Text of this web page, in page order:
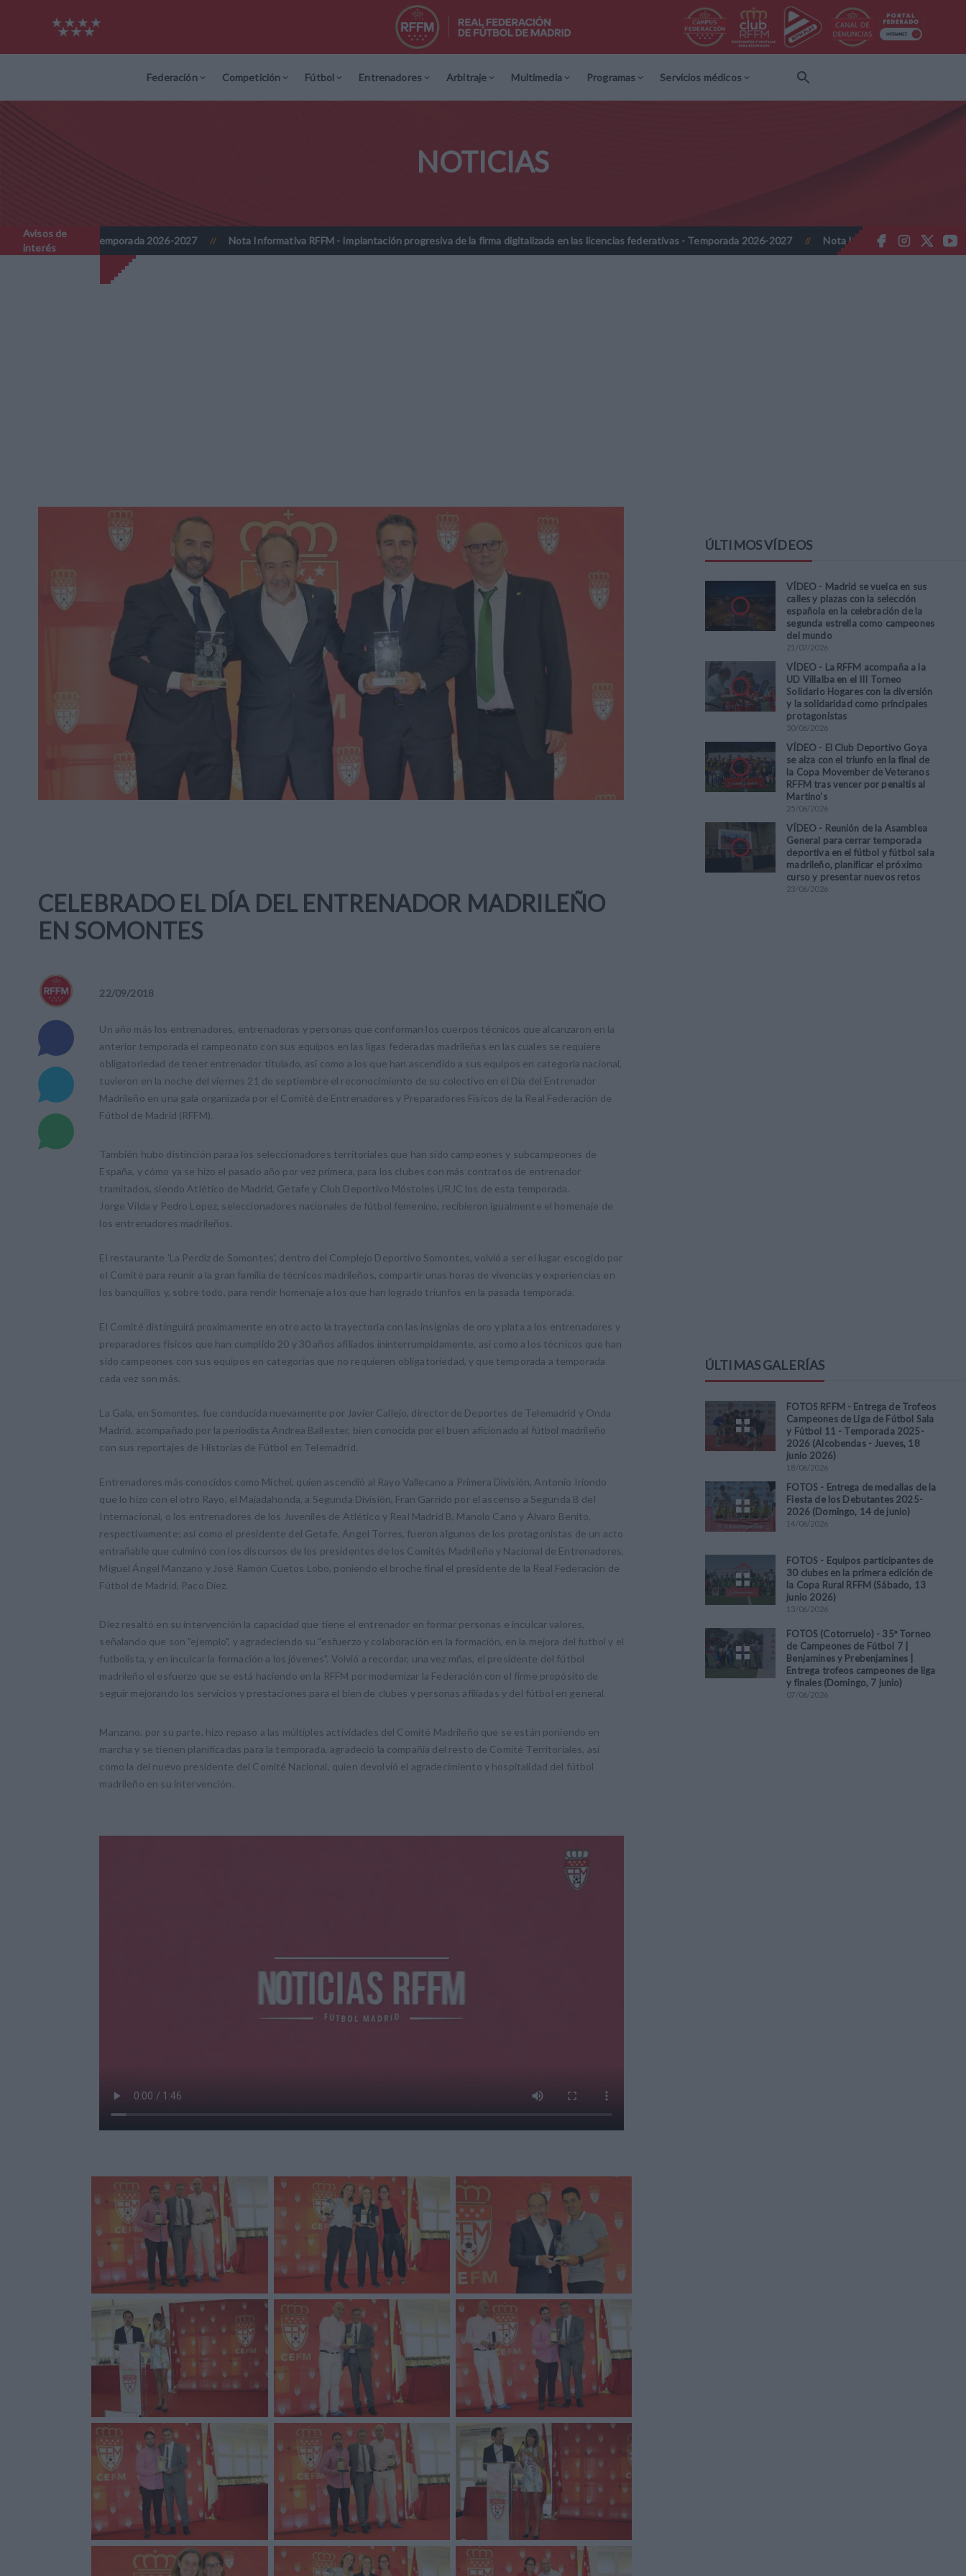
Federación Competición Fútbol Entrenadores Arbitraje Multimedia Programas Servicios médicos
NOTICIAS
Avisos de
interés
2026-2027 // Nota Informativa RFFM - Implantación progresiva de la firma digitalizada en las licencias federativas - Temporada 2026-2027 // Nota Informativa RFFM - Propuesta de
CELEBRADO EL DÍA DEL ENTRENADOR MADRILEÑO
EN SOMONTES
22/09/2018
Un año más los entrenadores, entrenadoras y personas que conforman los cuerpos técnicos que alcanzaron en la
anterior temporada el campeonato con sus equipos en las ligas federadas madrileñas en las cuales se requiere
obligatoriedad de tener entrenador titulado, así como a los que han ascendido a sus equipos en categoría nacional,
tuvieron en la noche del viernes 21 de septiembre el reconocimiento de su colectivo en el Día del Entrenador
Madrileño en una gala organizada por el Comité de Entrenadores y Preparadores Físicos de la Real Federación de
Fútbol de Madrid (RFFM).
También hubo distinción paraa los seleccionadores territoriales que han sido campeones y subcampeones de
España, y cómo ya se hizo el pasado año por vez primera, para los clubes con más contratos de entrenador
tramitados, siendo Atlético de Madrid, Getafe y Club Deportivo Móstoles URJC los de esta temporada.
Jorge Vilda y Pedro Lopez, seleccionadores nacionales de fútbol femenino, recibieron igualmente el homenaje de
los entrenadores madrileños.
El restaurante 'La Perdiz de Somontes', dentro del Complejo Deportivo Somontes, volvió a ser el lugar escogido por
el Comité para reunir a la gran familia de técnicos madrileños, compartir unas horas de vivencias y experiencias en
los banquillos y, sobre todo, para rendir homenaje a los que han logrado triunfos en la pasada temporada.
El Comité distinguirá proximamente en otro acto la trayectoria con las insignias de oro y plata a los entrenadores y
preparadores físicos que han cumplido 20 y 30 años afiliados ininterrumpidamente, así como a los técnicos que han
sido campeones con sus equipos en categorías que no requieren obligatoriedad, y que temporada a temporada
cada vez son más.
La Gala, en Somontes, fue conducida nuevamente por Javier Callejo, director de Deportes de Telemadrid y Onda
Madrid, acompañado por la periodista Andrea Ballester, bien conocida por el buen aficionado al fútbol madrileño
con sus reportajes de Historias de Fútbol en Telemadrid.
Entrenadores más conocidos como Míchel, quien ascendió al Rayo Vallecano a Primera División, Antonio Iriondo
que lo hizo con el otro Rayo, el Majadahonda, a Segunda División, Fran Garrido por el ascenso a Segunda B del
Internacional, o los entrenadores de los Juveniles de Atlético y Real Madrid B, Manolo Cano y Álvaro Benito,
respectivamente; así como el presidente del Getafe, Ángel Torres, fueron algunos de los protagonistas de un acto
entrañable que culminó con los discursos de los presidentes de los Comités Madrileño y Nacional de Entrenadores,
Miguel Ángel Manzano y José Ramón Cuetos Lobo, poniendo el broche final el presidente de la Real Federación de
Fútbol de Madrid, Paco Díez.
Díez resaltó en su intervención la capacidad que tiene el entrenador en formar personas e inculcar valores,
señalando que son "ejemplo", y agradeciendo su "esfuerzo y colaboración en la formación, en la mejora del futbol y el
futbolista, y en inculcar la formación a los jóvenes". Volvió a recordar, una vez mñas, el presidente del fútbol
madrileño el esfuerzo que se está haciendo en la RFFM por modernizar la Federación con el firme propósito de
seguir mejorando los servicios y prestaciones para el bien de clubes y personas afiliadas y del fútbol en general.
Manzano, por su parte, hizo repaso a las múltiples actividades del Comité Madrileño que se están poniendo en
marcha y se tienen planificadas para la temporada, agradeció la compañia del resto de Comité Territoriales, así
como la del nuevo presidente del Comité Nacional, quien devolvió el agradecimiento y hospitalidad del fútbol
madrileño en su intervención.
ÚLTIMOS VÍDEOS
VÍDEO - Madrid se vuelca en sus
calles y plazas con la selección
española en la celebración de la
segunda estrella como campeones
del mundo
21 /07/2026
VÍDEO - La RFFM acompaña a la
UD Villalba en el III Torneo
Solidario Hogares con la diversión
y la solidaridad como principales
protagonistas
30/06/2026
VÍDEO - El Club Deportivo Goya
se alza con el triunfo en la final de
la Copa Movember de Veteranos
RFFM tras vencer por penaltis al
Martino's
25/06/2026
VÍDEO - Reunión de la Asamblea
General para cerrar temporada
deportiva en el fútbol y fútbol sala
madrileño, planificar el próximo
curso y presentar nuevos retos
23/06/2026
ÚLTIMAS GALERÍAS
FOTOS RFFM - Entrega de Trofeos
Campeones de Liga de Fútbol Sala
y Fútbol 11 - Temporada 2025-
2026 (Alcobendas - Jueves, 18
junio 2026)
18/06/2026
FOTOS - Entrega de medallas de la
Fiesta de los Debutantes 2025-
2026 (Domingo, 14 de junio)
14/06/2026
FOTOS - Equipos participantes de
30 clubes en la primera edición de
la Copa Rural RFFM (Sábado, 13
junio 2026)
13/06/2026
FOTOS (Cotorruelo) - 35º Torneo
de Campeones de Fútbol 7 |
Benjamines y Prebenjamines |
Entrega trofeos campeones de liga
y finales (Domingo, 7 junio)
07/06/2026